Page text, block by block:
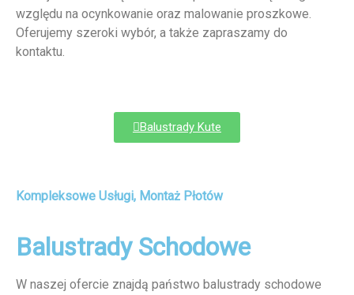
względu na ocynkowanie oraz malowanie proszkowe.
Oferujemy szeroki wybór, a także zapraszamy do
kontaktu.
Balustrady Kute
Kompleksowe Usługi, Montaż Płotów
Balustrady Schodowe
W naszej ofercie znajdą państwo balustrady schodowe